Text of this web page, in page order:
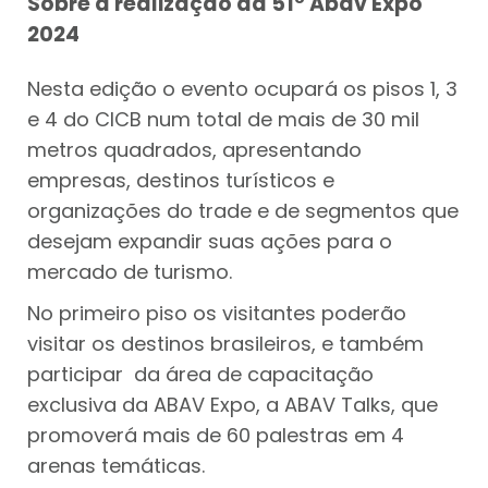
2024
Nesta edição o evento ocupará os pisos 1, 3
e 4 do CICB num total de mais de 30 mil
metros quadrados, apresentando
empresas, destinos turísticos e
organizações do trade e de segmentos que
desejam expandir suas ações para o
mercado de turismo.
No primeiro piso os visitantes poderão
visitar os destinos brasileiros, e também
participar da área de capacitação
exclusiva da ABAV Expo, a ABAV Talks, que
promoverá mais de 60 palestras em 4
arenas temáticas.